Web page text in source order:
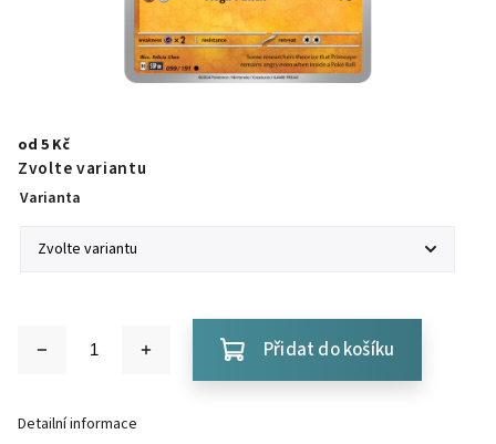
od 5 Kč
Zvolte variantu
Varianta
Přidat do košíku
Detailní informace